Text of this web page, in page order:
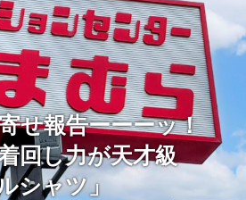
せ報告ーーーッ！
回し力が天才級
シャツ」